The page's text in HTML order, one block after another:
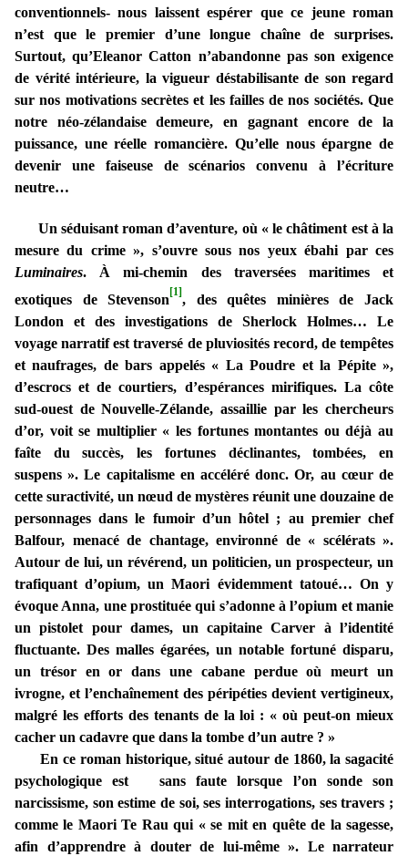
conventionnels- nous laissent espérer que ce jeune roman
n’est que le premier d’une longue chaîne de surprises.
Surtout, qu’Eleanor Catton n’abandonne pas son exigence
de vérité intérieure, la vigueur déstabilisante de son regard
sur nos motivations secrètes et les failles de nos sociétés. Que
notre néo-zélandaise demeure, en gagnant encore de la
puissance, une réelle romancière. Qu’elle nous épargne de
devenir une faiseuse de scénarios convenu à l’écriture
neutre…
Un séduisant roman d’aventure, où « le châtiment est à la
mesure du crime », s’ouvre sous nos yeux ébahi par ces
Luminaires. À mi-chemin des traversées maritimes et
exotiques de Stevenson[1], des quêtes minières de Jack
London et des investigations de Sherlock Holmes… Le
voyage narratif est traversé de pluviosités record, de tempêtes
et naufrages, de bars appelés « La Poudre et la Pépite »,
d’escrocs et de courtiers, d’espérances mirifiques. La côte
sud-ouest de Nouvelle-Zélande, assaillie par les chercheurs
d’or, voit se multiplier « les fortunes montantes ou déjà au
faîte du succès, les fortunes déclinantes, tombées, en
suspens ». Le capitalisme en accéléré donc. Or, au cœur de
cette suractivité, un nœud de mystères réunit une douzaine de
personnages dans le fumoir d’un hôtel ; au premier chef
Balfour, menacé de chantage, environné de « scélérats ».
Autour de lui, un révérend, un politicien, un prospecteur, un
trafiquant d’opium, un Maori évidemment tatoué… On y
évoque Anna, une prostituée qui s’adonne à l’opium et manie
un pistolet pour dames, un capitaine Carver à l’identité
fluctuante. Des malles égarées, un notable fortuné disparu,
un trésor en or dans une cabane perdue où meurt un
ivrogne, et l’enchaînement des péripéties devient vertigineux,
malgré les efforts des tenants de la loi : « où peut-on mieux
cacher un cadavre que dans la tombe d’un autre ? »
En ce roman historique, situé autour de 1860, la sagacité
psychologique est sans faute lorsque l’on sonde son
narcissisme, son estime de soi, ses interrogations, ses travers ;
comme le Maori Te Rau qui « se mit en quête de la sagesse,
afin d’apprendre à douter de lui-même ». Le narrateur